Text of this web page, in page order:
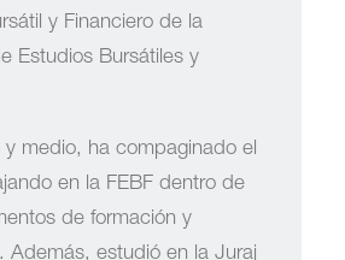
y Financiero de la
Estudios Bursátiles y
y medio, ha compaginado el
en la FEBF dentro de
de formación y
Además, estudió en la Juraj